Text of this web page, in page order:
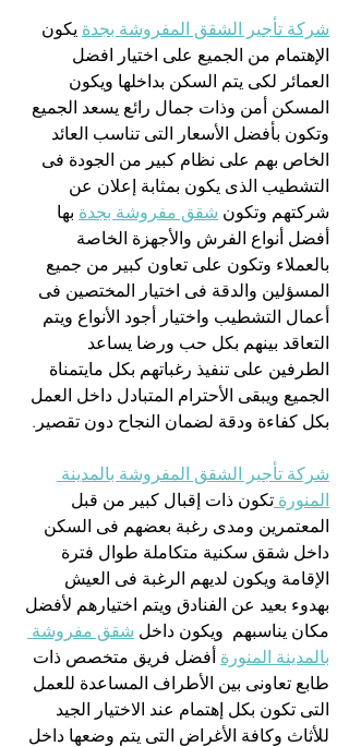
شركة تأجير الشقق المفروشة بجدة يكون
الإهتمام من الجميع على اختيار افضل
العمائر لكى يتم السكن بداخلها ويكون
المسكن أمن وذات جمال رائع يسعد الجميع
وتكون بأفضل الأسعار التى تناسب العائد
الخاص بهم على نظام كبير من الجودة فى
التشطيب الذى يكون بمثابة إعلان عن
شركتهم وتكون شقق مفروشة بجدة بها
أفضل أنواع الفرش والأجهزة الخاصة
بالعملاء وتكون على تعاون كبير من جميع
المسؤلين والدقة فى اختيار المختصين فى
أعمال التشطيب واختيار أجود الأنواع ويتم
التعاقد بينهم بكل حب ورضا يساعد
الطرفين على تنفيذ رغباتهم بكل مايتمناة
الجميع ويبقى الأحترام المتبادل داخل العمل
بكل كفاءة ودقة لضمان النجاح دون تقصير.
شركة تأجير الشقق المفروشة بالمدينة
المنورة تكون ذات إقبال كبير من قبل
المعتمرين ومدى رغبة بعضهم فى السكن
داخل شقق سكنية متكاملة طوال فترة
الإقامة ويكون لديهم الرغبة فى العيش
بهدوء بعيد عن الفنادق ويتم اختيارهم لأفضل
مكان يناسبهم  ويكون داخل شقق مفروشة
بالمدينة المنورة أفضل فريق متخصص ذات
طابع تعاونى بين الأطراف المساعدة للعمل
التى تكون بكل إهتمام عند الاختيار الجيد
للأثاث وكافة الأغراض التى يتم وضعها داخل